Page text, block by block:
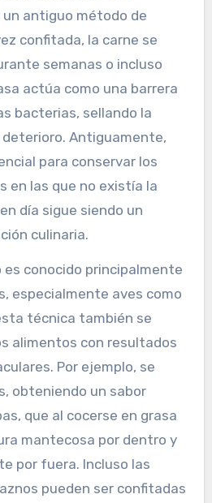
antiguo método de
confitada, la carne se
semanas o incluso
actúa como una barrera
bacterias, sellando la
Antiguamente,
para conservar los
en las que no existía la
día sigue siendo un
culinaria.
conocido principalmente
especialmente aves como
técnica también se
alimentos con resultados
Por ejemplo, se
obteniendo un sabor
que al cocerse en grasa
mantecosa por dentro y
por fuera. Incluso las
pueden ser confitadas